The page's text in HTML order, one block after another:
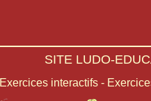
SITE LUDO-
Exercices interactifs -